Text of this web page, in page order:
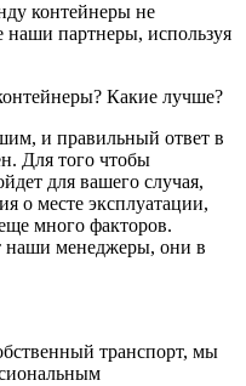
контейнеры не
партнеры, используя
Какие лучше?
и правильный ответ в
Для того чтобы
для вашего случая,
о месте эксплуатации,
много факторов.
наши менеджеры, они в
транспорт, мы